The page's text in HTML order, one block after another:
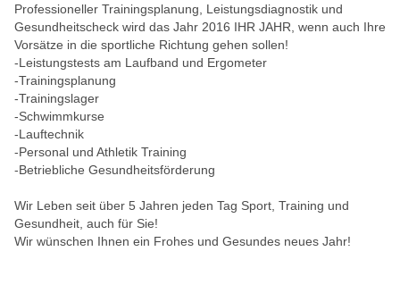
Professioneller Trainingsplanung, Leistungsdiagnostik und
Gesundheitscheck wird das Jahr 2016 IHR JAHR, wenn auch Ihre
Vorsätze in die sportliche Richtung gehen sollen!
-Leistungstests am Laufband und Ergometer
-Trainingsplanung
-Trainingslager
-Schwimmkurse
-Lauftechnik
-Personal und Athletik Training
-Betriebliche Gesundheitsförderung
Wir Leben seit über 5 Jahren jeden Tag Sport, Training und
Gesundheit, auch für Sie!
Wir wünschen Ihnen ein Frohes und Gesundes neues Jahr!